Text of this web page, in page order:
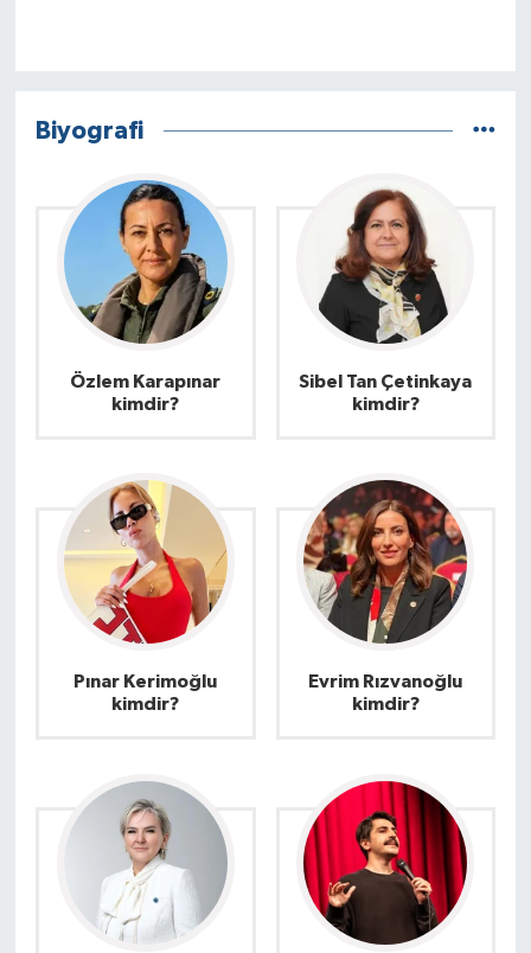
Biyografi
Özlem Karapınar
kimdir?
Sibel Tan Çetinkaya
kimdir?
Pınar Kerimoğlu
kimdir?
Evrim Rızvanoğlu
kimdir?